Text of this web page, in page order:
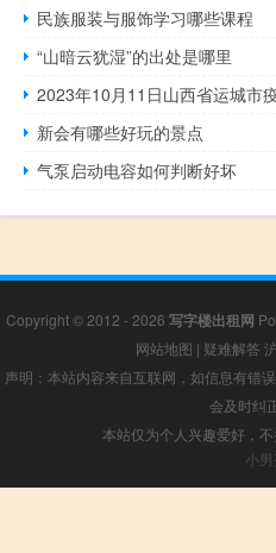
民族服装与服饰学习哪些课程
“山暗云犹湿”的出处是哪里
新会有哪些好玩的景点
气泵启动电容如何判断好坏
Copyright © 2012 - 2026 写字楼出租网
网站地图 | 疑难解答
声明：本站内容来自互联网，如信息有错
会及时纠
本站仅为个人兴趣爱好，
小男